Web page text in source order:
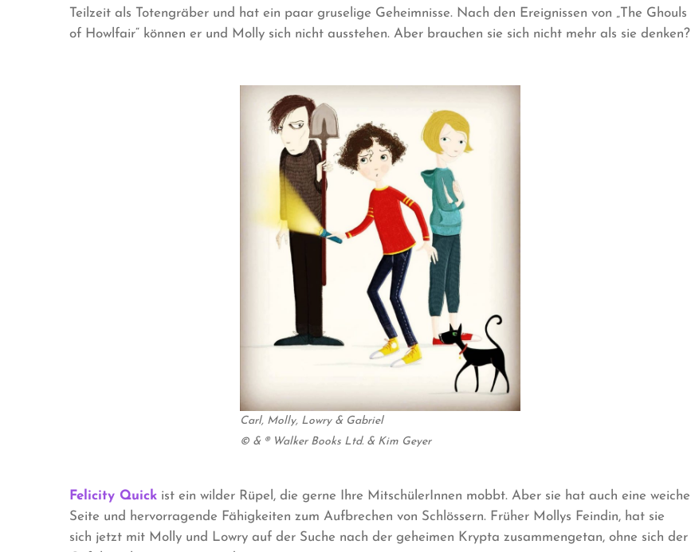
Teilzeit als Totengräber und hat ein paar gruselige Geheimnisse. Nach den Ereignissen von „The Ghouls
of Howlfair“ können er und Molly sich nicht ausstehen. Aber brauchen sie sich nicht mehr als sie denken?
Carl, Molly, Lowry & Gabriel
© & ® Walker Books Ltd.& Kim Geyer
Felicity Quick ist ein wilder Rüpel, die gerne Ihre MitschülerInnen mobbt. Aber sie hat auch eine weiche
Seite und hervorragende Fähigkeiten zum Aufbrechen von Schlössern. Früher Mollys Feindin, hat sie
sich jetzt mit Molly und Lowry auf der Suche nach der geheimen Krypta zusammengetan, ohne sich der